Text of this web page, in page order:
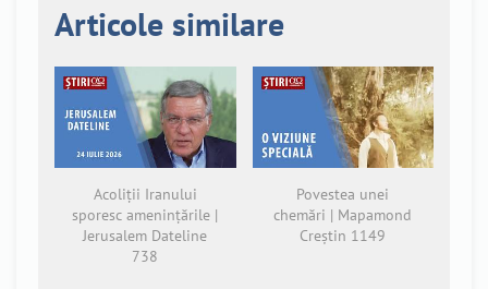
Articole similare
Acoliții Iranului
sporesc amenințările |
Jerusalem Dateline
738
Povestea unei
chemări | Mapamond
Creștin 1149